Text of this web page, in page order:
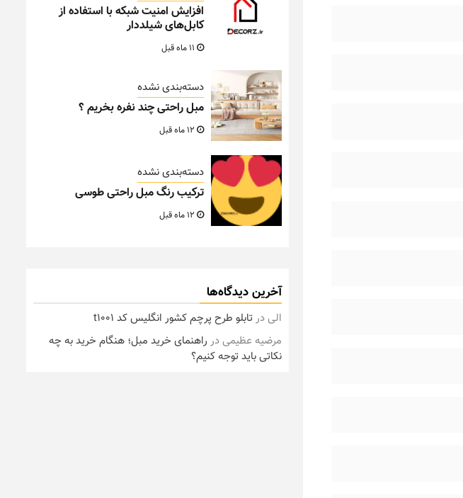
افزایش امنیت شبکه با استفاده از
کابل‌های شیلددار
دسته‌بندی نشده
مبل راحتی چند نفره بخریم ؟
دسته‌بندی نشده
ترکیب رنگ مبل راحتی طوسی
آخرین دیدگاه‌ها
الیدرتابلو طرح پرچم کشور انگلیس کد t1001
مرضیه عظیمیدر راهنمای خرید مبل؛ هنگام خرید به چه
نکاتی باید توجه کنیم؟